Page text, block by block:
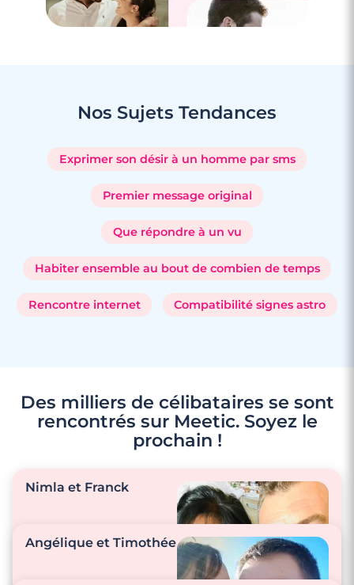
Nos Sujets Tendances
Exprimer son désir à un homme par sms
Premier message original
Que répondre à un vu
Habiter ensemble au bout de combien de temps
Rencontre internet Compatibilité signes astro
Des milliers de célibataires se sont
rencontrés sur Meetic. Soyez le
prochain !
Nimla et Franck
Angélique et Timothée